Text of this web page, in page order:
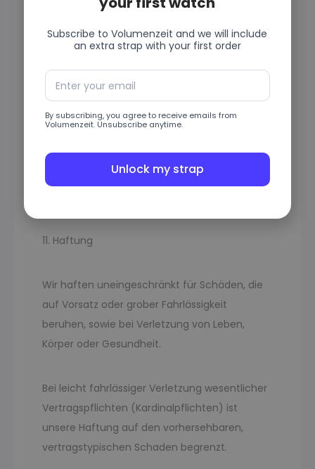
Gewährleistungsrechte.
Für Verbraucher richten sich
Mängelansprüche nach den §§ 434 ff. BGB.
Etwaige zusätzliche Herstellergarantien
bleiben hiervon unberührt und schränken die
gesetzlichen Rechte nicht ein.
11. Haftung
Wir haften uneingeschränkt für Schäden, die
auf Vorsatz oder grober Fahrlässigkeit
beruhen, sowie bei Verletzung von Leben,
Körper oder Gesundheit.
Bei leicht fahrlässiger Verletzung wesentlicher
Vertragspflichten (Kardinalpflichten) ist
unsere Haftung auf den vorhersehbaren,
vertragstypischen Schaden begrenzt.
Subscribe to Volumenzeit and we will include
an extra strap with your first order
By subscribing, you agree to receive emails from
Volumenzeit. Unsubscribe anytime.
Unlock my strap